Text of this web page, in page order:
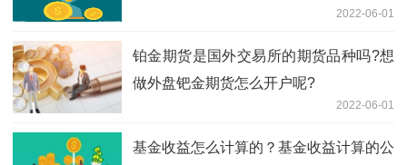
2022-06-01
铂金期货是国外交易所的期货品种吗?想
做外盘钯金期货怎么开户呢?
2022-06-01
基金收益怎么计算的？基金收益计算的公